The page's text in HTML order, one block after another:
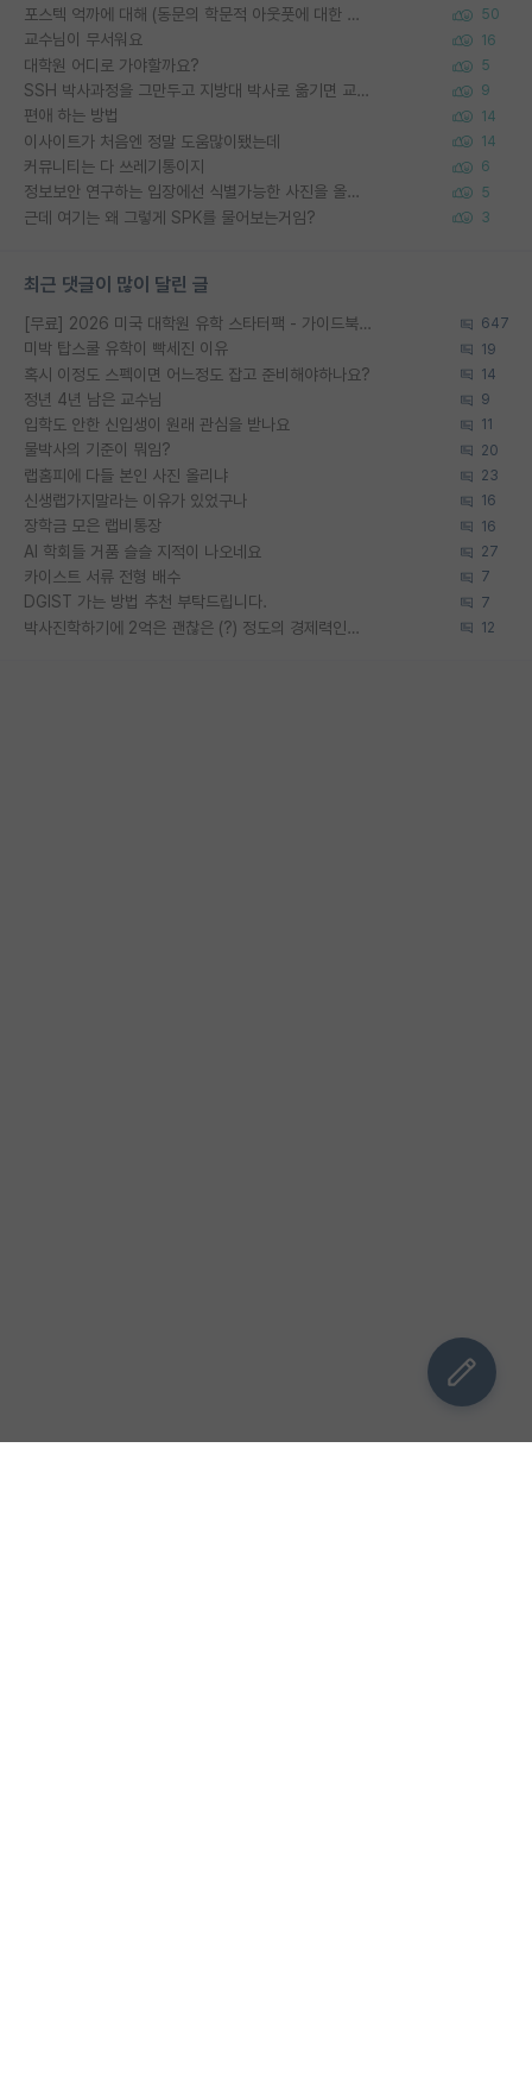
포스텍 억까에 대해 (동문의 학문적 아웃풋에 대한 반박) 50
교수님이 무서워요 16
대학원 어디로 가야할까요? 5
SSH 박사과정을 그만두고 지방대 박사로 옮기면 교수의 꿈은 끝일까요? 9
편애 하는 방법 14
이사이트가 처음엔 정말 도움많이됐는데 14
커뮤니티는 다 쓰레기통이지 6
정보보안 연구하는 입장에선 식별가능한 사진을 올리는건 비추이긴함 5
근데 여기는 왜 그렇게 SPK를 물어보는거임? 3
최근 댓글이 많이 달린 글
[무료] 2026 미국 대학원 유학 스타터팩 - 가이드북 & 합격자 컨택메일 템플릿 647
미박 탑스쿨 유학이 빡세진 이유 19
혹시 이정도 스펙이면 어느정도 잡고 준비해야하나요? 14
정년 4년 남은 교수님 9
입학도 안한 신입생이 원래 관심을 받나요 11
물박사의 기준이 뭐임? 20
랩홈피에 다들 본인 사진 올리냐 23
신생랩가지말라는 이유가 있었구나 16
장학금 모은 랩비통장 16
AI 학회들 거품 슬슬 지적이 나오네요 27
카이스트 서류 전형 배수 7
DGIST 가는 방법 추천 부탁드립니다. 7
박사진학하기에 2억은 괜찮은 (?) 정도의 경제력인가요 12